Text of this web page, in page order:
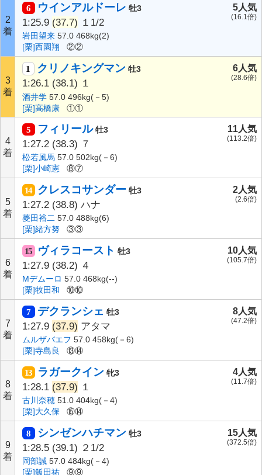
2
着
6 ウインアルドーレ 牡3
1:25.9 (37.7) １1/2
岩田望来 57.0 468kg(2)
[栗]西園翔
②②
5人気
(16.1倍)
3
着
1 クリノキングマン 牡3
1:26.1 (38.1) １
酒井学 57.0 496kg(－5)
[栗]高橋康
①①
6人気
(28.6倍)
4
着
5 フィリール 牡3
1:27.2 (38.3) ７
松若風馬 57.0 502kg(－6)
[栗]小崎憲
⑧⑦
11人気
(113.2倍)
5
着
14 クレスコサンダー 牡3
1:27.2 (38.8) ハナ
菱田裕二 57.0 488kg(6)
[栗]緒方努
③③
2人気
(2.6倍)
6
着
15 ヴィラコースト 牡3
1:27.9 (38.2) ４
Mデムーロ 57.0 468kg(--)
[栗]牧田和
⑩⑩
10人気
(105.7倍)
7
着
7 デクランシェ 牡3
1:27.9 (37.9) アタマ
ムルザバエフ 57.0 458kg(－6)
[栗]寺島良
⑬⑭
8人気
(47.2倍)
8
着
13 ラガークイン 牝3
1:28.1 (37.9) １
古川奈穂 51.0 404kg(－4)
[栗]大久保
⑮⑭
4人気
(11.7倍)
9
着
8 シンゼンハチマン 牡3
1:28.5 (39.1) ２1/2
岡部誠 57.0 484kg(－4)
[栗]飯田祐
⑨⑨
15人気
(372.5倍)